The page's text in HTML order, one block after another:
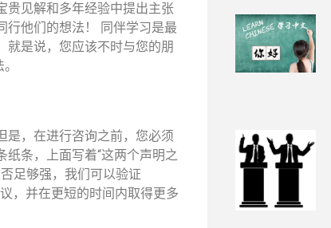
贵见解和多年经验中提出主张
行他们的想法！ 同伴学习是最
就是说，您应该不时与您的朋
是，在进行咨询之前，您必须
条，上面写着“这两个声明之
足够强，我们可以验证
，并在更短的时间内取得更多